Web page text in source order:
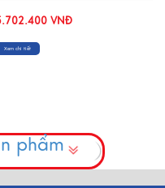
VNĐ
Xem chi tiết
phẩm